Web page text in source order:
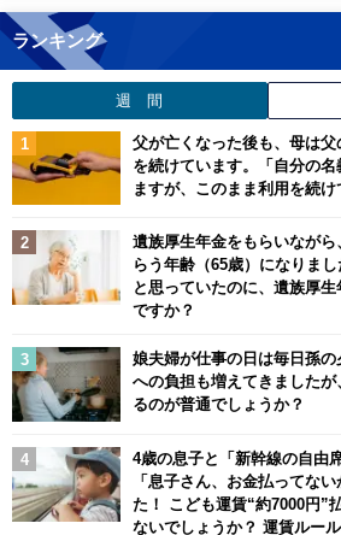
ランキング
週 間
父が亡くなった後も、母は
を続けています。「自分の
ますが、このまま利用を続
遺族厚生年金をもらいなが
らう年齢（65歳）になりま
と思っていたのに、遺族厚
ですか？
娘夫婦が仕事の日は毎日孫
への負担も増えてきました
るのが普通でしょうか？
4歳の息子と「新幹線の自由
「息子さん、お金払ってな
た！ こども運賃“約7000円”
ないでしょうか？ 運賃ルー